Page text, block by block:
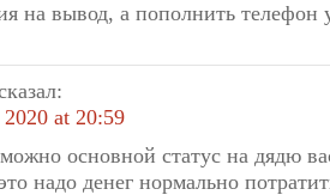
на вывод, а пополнить телефон
at 20:59
основной статус на дядю
надо денег нормально